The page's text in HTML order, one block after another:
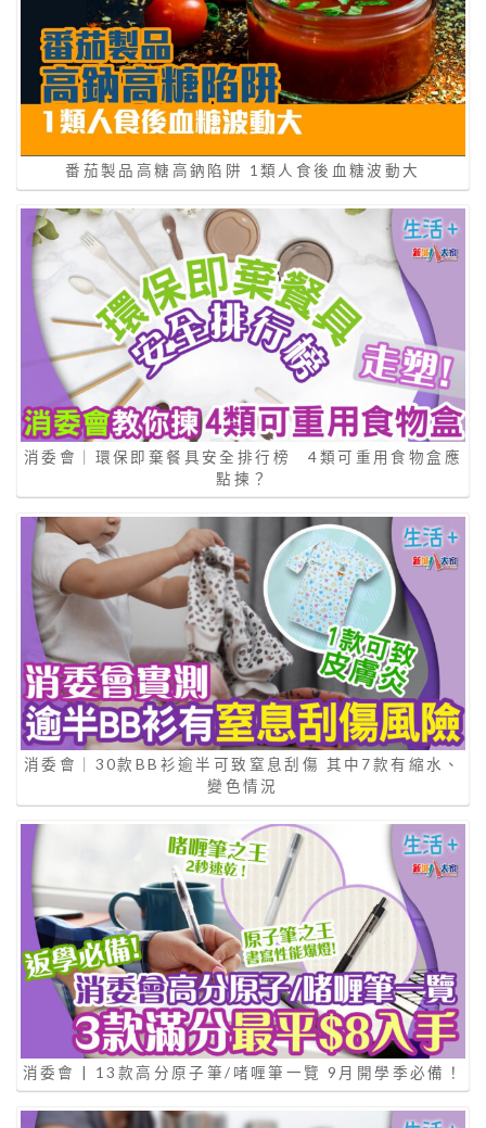
番茄製品高糖高鈉陷阱 1類人食後血糖波動大
消委會｜環保即棄餐具安全排行榜 4類可重用食物盒應
點揀？
消委會｜30款BB衫逾半可致窒息刮傷 其中7款有縮水、
變色情況
消委會 | 13款高分原子筆/啫喱筆一覽 9月開學季必備！